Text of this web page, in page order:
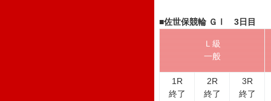
■佐世保競輪 ＧⅠ 3日目
Ｌ級
一般
1R
終了
2R
終了
3R
終了